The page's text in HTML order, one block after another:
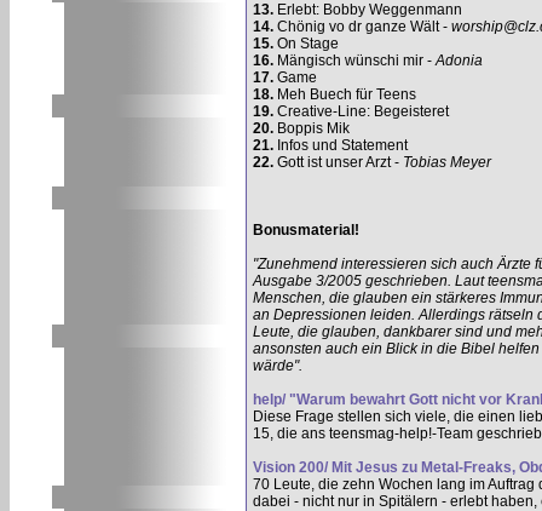
13. Erlebt: Bobby Weggenmann
14. Chönig vo dr ganze Wält -
15. On Stage
16. Mängisch wünschi mir -Adonia
17. Game
18. Meh Buech für Teens
19. Creative-Line: Begeisteret
20. Boppis Mik
21. Infos und Statement
22. Gott ist unser Arzt - Tobias Meyer
Bonusmaterial!
"Zunehmend interessieren sich auch Ärzte
Ausgabe 3/2005 geschrieben. Laut
Menschen, die glauben ein stärkeres
an Depressionen leiden. Allerdings rätseln
Leute, die glauben, dankbarer sind und
ansonsten auch ein Blick in die Bibel
wärde".
help/ "Warum bewahrt Gott nicht vor
Diese Frage stellen sich viele, die einen
15, die ans teensmag-help!-Team
Vision 200/ Mit Jesus zu Metal-Freaks,
70 Leute, die zehn Wochen lang im
dabei - nicht nur in Spitälern - erlebt haben,